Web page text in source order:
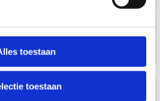
toestaan
toestaan
loopband
aanvraag